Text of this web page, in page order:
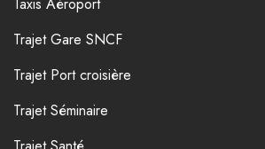
Taxis Aéroport
Trajet Gare SNCF
Trajet Port croisière
Trajet Séminaire